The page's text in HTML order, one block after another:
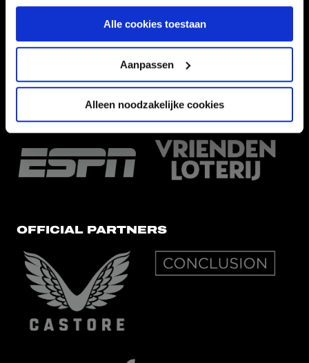
Alle cookies toestaan
Aanpassen
Alleen noodzakelijke cookies
HOOFDSPONSOR
EREDIVISIEPARTNERS
OFFICIAL PARTNERS